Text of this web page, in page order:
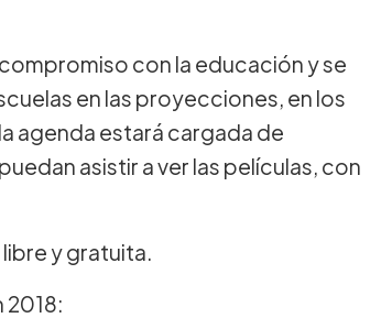
con la educación y se
en las proyecciones, en los
agenda estará cargada de
asistir a ver las películas, con
y gratuita.
2018: